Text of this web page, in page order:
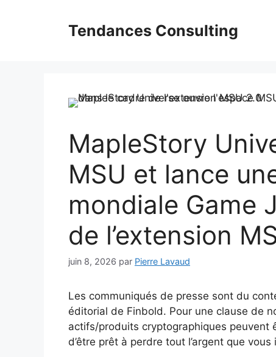
Tendances Consulting
MapleStory
MSU et lance
mondiale Game
de l’extension
juin 8, 2026 par Pierre Lavaud
Les communiqués de presse sont du
éditorial de Finbold. Pour une clause de
actifs/produits cryptographiques peuvent
d’être prêt à perdre tout l’argent que vous